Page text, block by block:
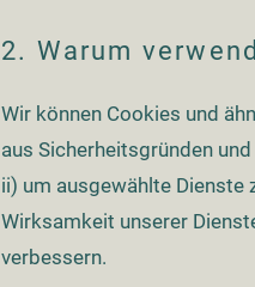
2. Warum
Wir können Cookies und
aus Sicherheitsgründen
ii) um ausgewählte Dienste
Wirksamkeit unserer
verbessern.